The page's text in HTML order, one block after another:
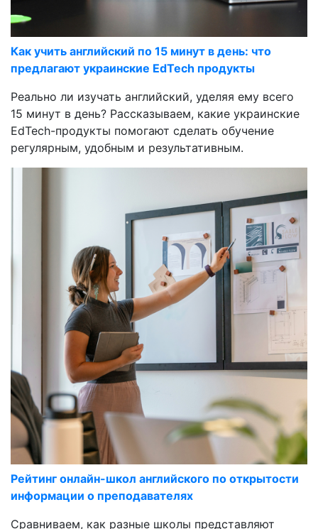
Как учить английский по 15 минут в день: что
предлагают украинские EdTech продукты
Реально ли изучать английский, уделяя ему всего
15 минут в день? Рассказываем, какие украинские
EdTech-продукты помогают сделать обучение
регулярным, удобным и результативным.
Рейтинг онлайн-школ английского по открытости
информации о преподавателях
Сравниваем, как разные школы представляют